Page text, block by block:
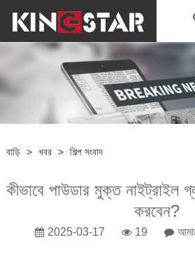
বাড়ি > খবর > শিল্প সংবাদ
কীভাবে পাউডার মুক্ত নাইট্রাইল
করবেন?
2025-03-17 19